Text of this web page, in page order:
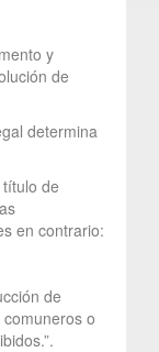
y
de
determina
de
en contrario:
de
o